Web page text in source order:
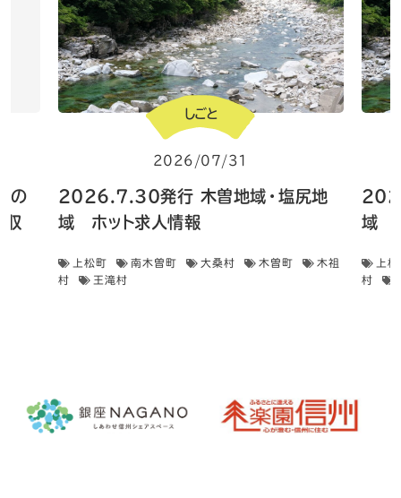
の
収
しごと
2026/07/31
2026.7.30発行 木曽地域・塩尻地
域 ホット求人情報
上松町 南木曽町 大桑村 木曽町
木祖
村
王滝村
域
上
村